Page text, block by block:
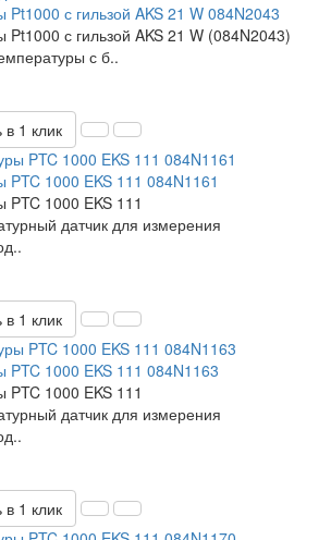
Pt1000 с гильзой AKS 21 W 084N2043
Pt1000 с гильзой AKS 21 W (084N2043)
с б..
в 1 клик
PTC 1000 EKS 111 084N1161
PTC 1000 EKS 111
датчик для измерения
в 1 клик
PTC 1000 EKS 111 084N1163
PTC 1000 EKS 111
датчик для измерения
в 1 клик